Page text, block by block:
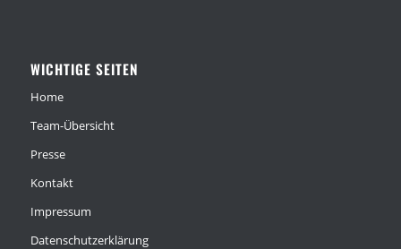
WICHTIGE SEITEN
Home
Team-Übersicht
Presse
Kontakt
Impressum
Datenschutzerklärung